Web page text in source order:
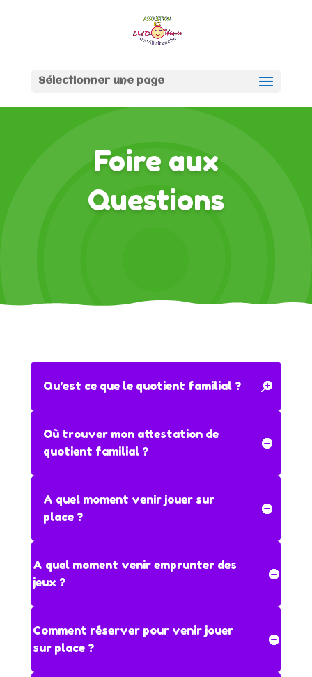
Sélectionner une page
Foire aux
Questions
Qu’est ce que le quotient familial ?
Où trouver mon attestation de
quotient familial ?
A quel moment venir jouer sur
place ?
A quel moment venir emprunter des
jeux ?
Comment réserver pour venir jouer
sur place ?